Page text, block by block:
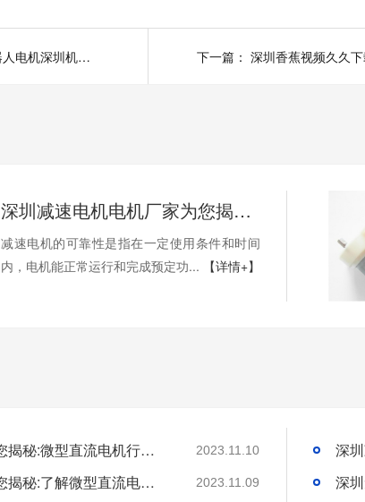
直流电机应用，智能机器人电机深圳机器人电机厂家为您揭秘 下一篇：
深圳减速电机电机厂家为您揭秘:减速电机的可靠性与故障分析
减速电机的可靠性是指在一定使用条件和时间
内，电机能正常运行和完成预定功...
【详情+】
深圳微型直流电机电机厂家为您揭秘:微型直流电机行业中的技术进步与未来趋势 2023.11.10
深圳微型直流电机电机厂家为您揭秘:了解微型直流电机的设计、开发及制造过程 2023.11.09